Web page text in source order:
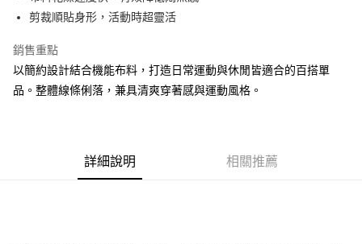
2.付款方式選擇「大哥付你分期」，訂單成立後會自動跳轉到大哥付的交易
流程，驗證手機門號後，選擇欲分期的期數、繳款截止日，確認付款後即完
3.實際核准額度、可分期數及費用金額請依後續交易確認頁面所載為準。
4.訂單成立30分鐘內，如未前往確認交易或遇審核未通過，訂單將自動取
消。如遇「轉專審核」未通過狀況，表示未達大哥付你分期系統評分，恕無
法說明評估內容。
2.透過簡訊連結打開帳單後，可選擇「超商條碼／台灣大直營門市／銀行轉
帳／街口支付／iPASS MONEY」等通路繳費。
宅配
剪裁順貼身形，活動時超靈活
銷售重點
以簡約設計結合機能布料，打造日常運動與休閒皆適合的百搭單
品。整體線條俐落，兼具清爽穿著感與運動風格。
詳細說明 相關推薦